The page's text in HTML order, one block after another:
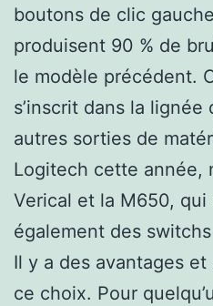
boutons de clic
produisent 90 % de
le modèle précédent.
s’inscrit dans la lignée
autres sorties de
Logitech cette année,
Verical et la M650,
également des
Il y a des avantages
ce choix. Pour